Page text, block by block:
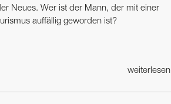
Neues. Wer ist der Mann, der mit einer
auffällig geworden ist?
weiterlesen